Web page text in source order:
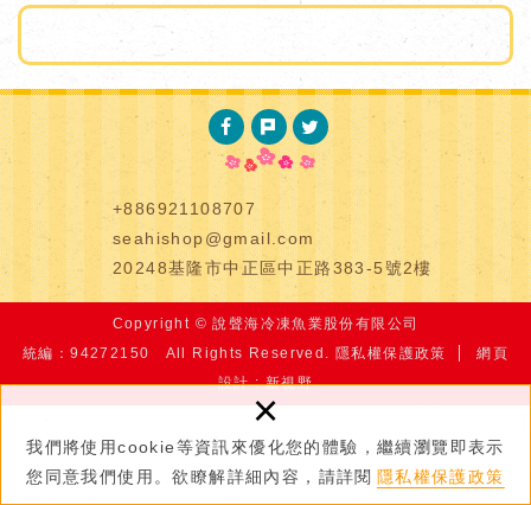
我們將使用cookie等資訊來優化您的體驗，繼續瀏覽即表示
您同意我們使用。欲瞭解詳細內容，請詳閱 隱私權保護政策
×
+886921108707
seahishop@gmail.com
20248基隆市中正區中正路383-5號2樓
Copyright © 說聲海冷凍魚業股份有限公司
統編：94272150 All Rights Reserved. 隱私權保護政策
網頁
設計 : 新視野